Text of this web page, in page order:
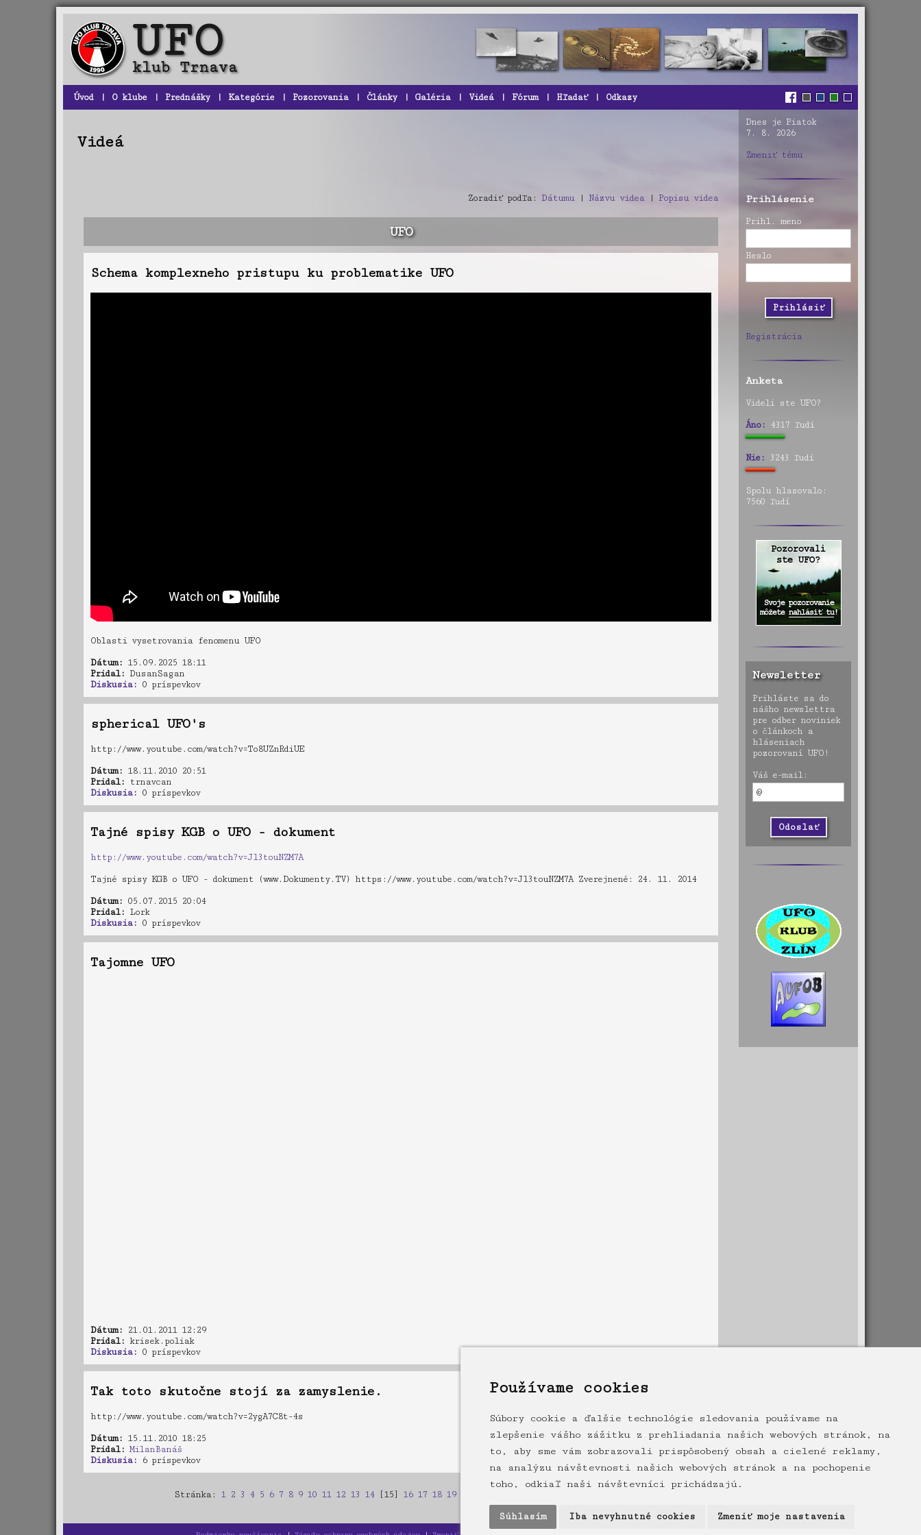
Používame cookies
Súbory cookie a ďalšie technológie sledovania používame na
zlepšenie vášho zážitku z prehliadania našich webových stránok, na
to, aby sme vám zobrazovali prispôsobený obsah a cielené reklamy,
na analýzu návštevnosti našich webových stránok a na pochopenie
toho, odkiaľ naši návštevníci prichádzajú.
Súhlasím Iba nevyhnutné cookies Zmeniť moje nastavenia
Úvod | O klube | Prednášky | Kategórie | Pozorovania | Články | Galéria | Videá | Fórum | Hľadať | Odkazy
Videá
Zoradiť podľa: Dátumu | Názvu videa| Popisu videa
UFO
Schema komplexneho pristupu ku problematike UFO
Oblasti vysetrovania fenomenu UFO
Dátum: 15.09.2025 18:11
Pridal: DusanSagan
Diskusia: 0 príspevkov
spherical UFO's
http://www.youtube.com/watch?v=To8UZnRdiUE
Dátum: 18.11.2010 20:51
Pridal: trnavcan
Diskusia: 0 príspevkov
Tajné spisy KGB o UFO - dokument
http://www.youtube.com/watch?v=Jl3touNZM7A
Tajné spisy KGB o UFO - dokument (www.Dokumenty.TV) https://www.youtube.com/watch?v=Jl3touNZM7A Zverejnené: 24. 11. 2014
Dátum: 05.07.2015 20:04
Pridal: Lork
Diskusia: 0 príspevkov
Tajomne UFO
Dátum: 21.01.2011 12:29
Pridal: krisek.poliak
Diskusia: 0 príspevkov
Tak toto skutočne stojí za zamyslenie.
http://www.youtube.com/watch?v=2ygA7C8t-4s
Dátum: 15.11.2010 18:25
Pridal: MilanBanáš
Diskusia: 6 príspevkov
Stránka: 1 2 3 4 5 6 7 8 9 10 11 12 13 14[15] 16 17 18 19
Dnes je Piatok
7. 8. 2026
Zmeniť tému
Prihlásenie
Prihl. meno
Heslo
Registrácia
Anketa
Videli ste UFO?
Áno: 4317 ľudí
Nie: 3243 ľudí
Spolu hlasovalo:
7560 ľudí
Newsletter
Prihláste sa do
nášho newslettra
pre odber noviniek
o článkoch a
hláseniach
pozorovaní UFO!
Váš e-mail: